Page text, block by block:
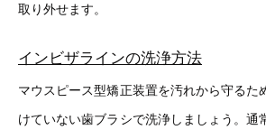
取り外せます。
インビザラインの洗浄方法
マウスピース型矯正装置を汚れから守るた
けていない歯ブラシで洗浄しましょう。通